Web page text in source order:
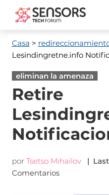
Casa >
Lesindingretne.info
eliminan la amenaza
Retire
por Tsetso Mihailov |
Comentarios